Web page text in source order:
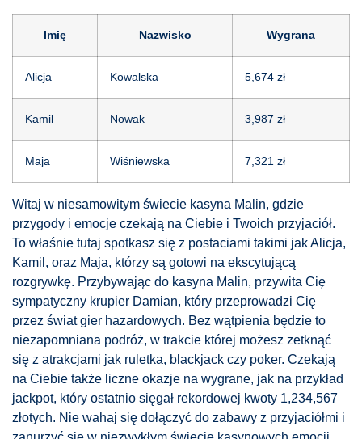
Imię Nazwisko Wygrana
Alicja Kowalska 5,674 zł
Kamil Nowak 3,987 zł
Maja Wiśniewska 7,321 zł
Witaj w niesamowitym świecie kasyna Malin, gdzie
przygody i emocje czekają na Ciebie i Twoich przyjaciół.
To właśnie tutaj spotkasz się z postaciami takimi jak Alicja,
Kamil, oraz Maja, którzy są gotowi na ekscytującą
rozgrywkę. Przybywając do kasyna Malin, przywita Cię
sympatyczny krupier Damian, który przeprowadzi Cię
przez świat gier hazardowych. Bez wątpienia będzie to
niezapomniana podróż, w trakcie której możesz zetknąć
się z atrakcjami jak ruletka, blackjack czy poker. Czekają
na Ciebie także liczne okazje na wygrane, jak na przykład
jackpot, który ostatnio sięgał rekordowej kwoty 1,234,567
złotych. Nie wahaj się dołączyć do zabawy z przyjaciółmi i